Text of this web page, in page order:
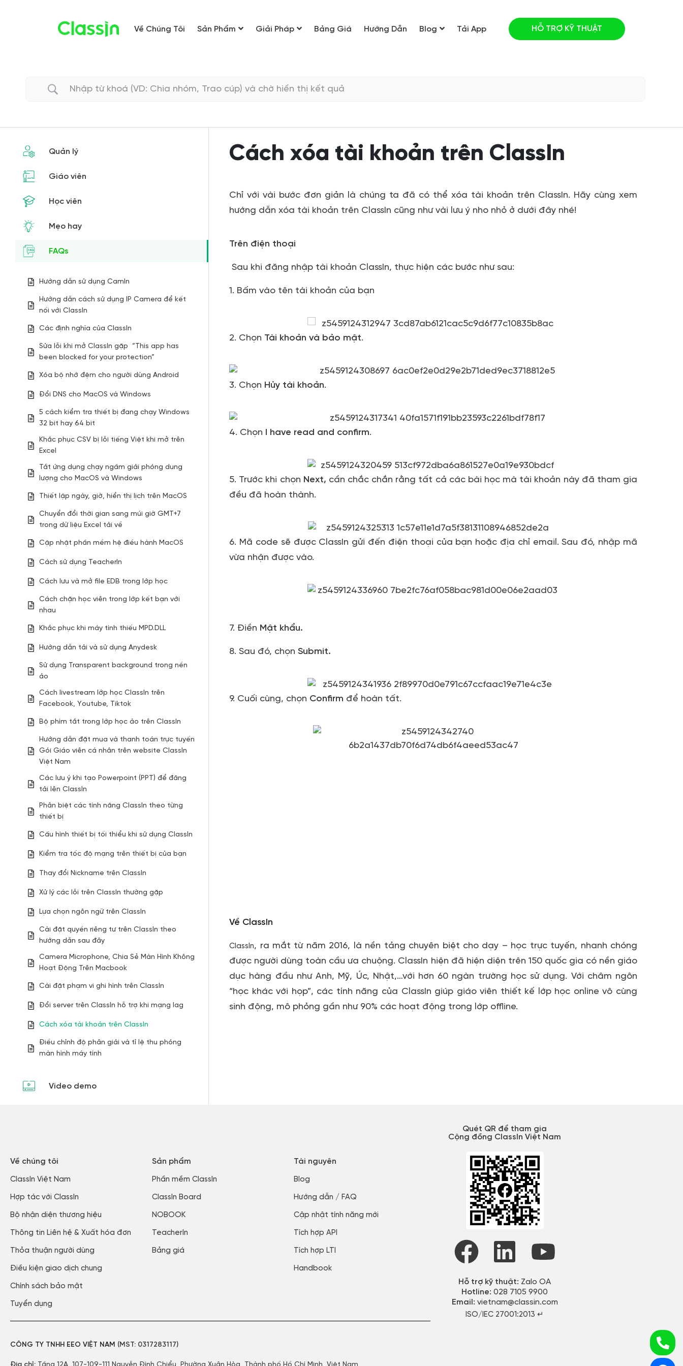
Về Chúng Tôi Sản Phẩm Giải Pháp Bảng Giá Hướng Dẫn Blog Tải App HỖ TRỢ KỸ THUẬT
Quản lý
Giáo viên
Học viên
Mẹo hay
FAQs
Hướng dẫn sử dụng CamIn
Hướng dẫn cách sử dụng IP Camera để kết
nối với ClassIn
Các định nghĩa của ClassIn
Sửa lỗi khi mở ClassIn gặp “This app has
been blocked for your protection”
Xóa bộ nhớ đệm cho người dùng Android
Đổi DNS cho MacOS và Windows
5 cách kiểm tra thiết bị đang chạy Windows
32 bit hay 64 bit
Khắc phục CSV bị lỗi tiếng Việt khi mở trên
Excel
Tắt ứng dụng chạy ngầm giải phóng dung
lượng cho MacOS và Windows
Thiết lập ngày, giờ, hiển thị lịch trên MacOS
Chuyển đổi thời gian sang múi giờ GMT+7
trong dữ liệu Excel tải về
Cập nhật phần mềm hệ điều hành MacOS
Cách sử dụng TeacherIn
Cách lưu và mở file EDB trong lớp học
Cách chặn học viên trong lớp kết bạn với
nhau
Khắc phục khi máy tính thiếu MPD.DLL
Hướng dẫn tải và sử dụng Anydesk
Sử dụng Transparent background trong nền
ảo
Cách livestream lớp học ClassIn trên
Facebook, Youtube, Tiktok
Bộ phím tắt trong lớp học ảo trên ClassIn
Hướng dẫn đặt mua và thanh toán trực tuyến
Gói Giáo viên cá nhân trên website ClassIn
Việt Nam
Các lưu ý khi tạo Powerpoint (PPT) để đăng
tải lên ClassIn
Phân biệt các tính năng ClassIn theo từng
thiết bị
Cấu hình thiết bị tối thiểu khi sử dụng ClassIn
Kiểm tra tốc độ mạng trên thiết bị của bạn
Thay đổi Nickname trên ClassIn
Xử lý các lỗi trên ClassIn thường gặp
Lựa chọn ngôn ngữ trên ClassIn
Cài đặt quyền riêng tư trên ClassIn theo
hướng dẫn sau đây
Camera Microphone, Chia Sẻ Màn Hình Không
Hoạt Động Trên Macbook
Cài đặt phạm vi ghi hình trên ClassIn
Đổi server trên ClassIn hỗ trợ khi mạng lag
Cách xóa tài khoản trên ClassIn
Điều chỉnh độ phân giải và tỉ lệ thu phóng
màn hình máy tính
Video demo
Cách xóa tài khoản trên ClassIn
Chỉ với vài bước đơn giản là chúng ta đã có thể xóa tài khoản trên ClassIn. Hãy cùng xem
hướng dẫnxóa tài khoản trên ClassIn cũng như vài lưu ý nho nhỏ ở dưới đây nhé!
Trên điện thoại
Sau khi đăng nhập tài khoản ClassIn, thực hiện các bước như sau:
1. Bấm vào tên tài khoản của bạn
2. Chọn Tài khoản và bảo mật.
3. Chọn Hủy tài khoản.
4. Chọn I have read and confirm.
5. Trước khi chọn Next, cần chắc chắn rằng tất cả các bài học mà tài khoản này đã tham gia
đều đã hoàn thành.
6. Mã code sẽ được ClassIn gửi đến điện thoại của bạn hoặc địa chỉ email. Sau đó, nhập mã
vừa nhận được vào.
7. Điền Mật khẩu.
8. Sau đó, chọnSubmit.
9. Cuối cùng, chọn Confirm để hoàn tất.
Về ClassIn
ClassIn, ra mắt từ năm 2016, là nền tảng chuyên biệt cho dạy – học trực tuyến, nhanh chóng
được người dùng toàn cầu ưa chuộng. ClassIn hiện đã hiện diện trên 150 quốc gia có nền giáo
dục hàng đầu như Anh, Mỹ, Úc, Nhật,…với hơn 60 ngàn trường học sử dụng. Với châm ngôn
“học khác với họp”, các tính năng của ClassIn giúp giáo viên thiết kế lớp học online vô cùng
sinh động, mô phỏng gần như 90% các hoạt động trong lớp offline.
Về chúng tôi
ClassIn Việt Nam​
Hợp tác với ClassIn
Bộ nhận diện thương hiệu
Thông tin Liên hệ & Xuất hóa đơn​
Thỏa thuận người dùng​
Điều kiện giao dịch chung
Chính sách bảo mật​
Tuyển dụng​
Sản phẩm
Phần mềm ClassIn
ClassIn Board
NOBOOK
TeacherIn
Bảng giá
Tài nguyên
Blog​
Hướng dẫn / FAQ​
Cập nhật tính năng mới​
Tích hợp API​
Tích hợp LTI
Handbook
CÔNG TY TNHH EEO VIỆT NAM (MST: 0317283117)
Quét QR để tham gia
Cộng đồng ClassIn Việt Nam
Hỗ trợ kỹ thuật: Zalo OA
Hotline:028 7105 9900
Email: vietnam@classin.com
ISO/IEC 27001:2013 ↵​